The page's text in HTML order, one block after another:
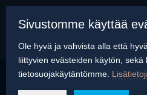
Sivustomme käyttää
Ole hyvä ja vahvista alla että
liittyvien evästeiden käytön, sekä
tietosuojakäytäntömme.